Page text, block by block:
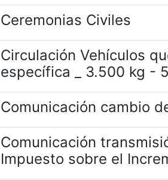
Ceremonias Civiles
Circulación Vehículos
específica _ 3.500 kg -
Comunicación cambio
Comunicación
Impuesto sobre el